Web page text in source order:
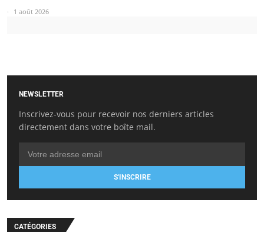
1 août 2026
NEWSLETTER
Inscrivez-vous pour recevoir nos derniers articles
directement dans votre boîte mail.
S'INSCRIRE
CATÉGORIES